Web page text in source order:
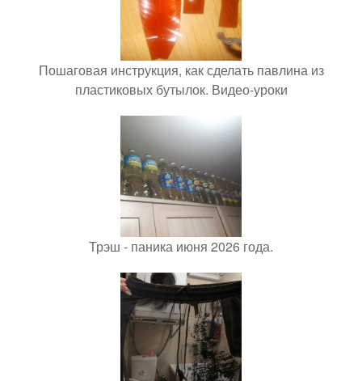
Пошаговая инструкция, как сделать павлина из
пластиковых бутылок. Видео-уроки
Трэш - паника июня 2026 года.